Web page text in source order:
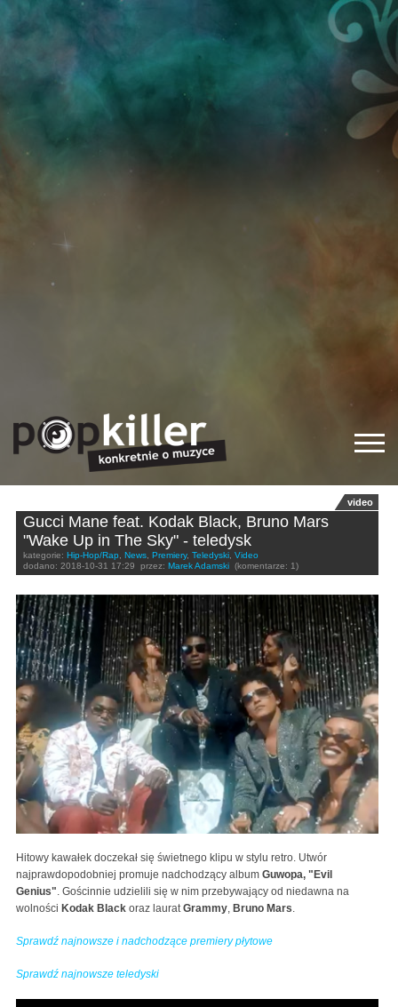
video
Gucci Mane feat. Kodak Black, Bruno Mars
"Wake Up in The Sky" - teledysk
kategorie: Hip-Hop/Rap, News, Premiery, Teledyski, Video
dodano: 2018-10-31 17:29 przez: Marek Adamski (komentarze: 1)
Hitowy kawałek doczekał się świetnego klipu w stylu retro. Utwór
najprawdopodobniej promuje nadchodzący album Guwopa, "Evil
Genius". Gościnnie udzielili się w nim przebywający od niedawna na
wolności Kodak Black oraz lauratGrammy, Bruno Mars.
Sprawdź najnowsze i nadchodzące premiery płytowe
Sprawdź najnowsze teledyski